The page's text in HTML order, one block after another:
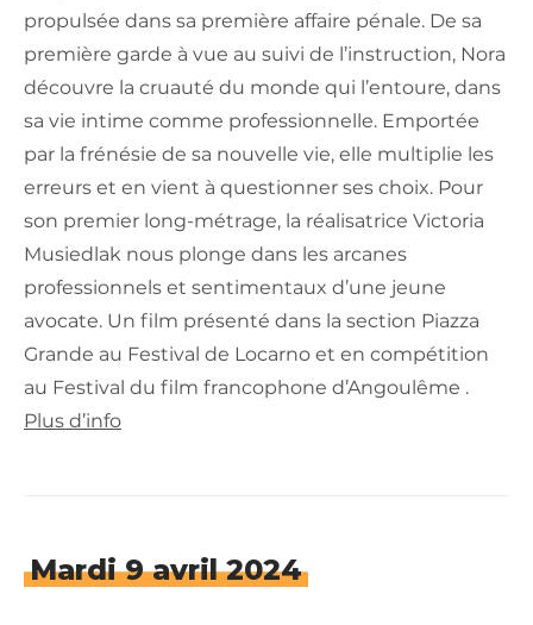
propulsée dans sa première affaire pénale. De sa
première garde à vue au suivi de l’instruction, Nora
découvre la cruauté du monde qui l’entoure, dans
sa vie intime comme professionnelle. Emportée
par la frénésie de sa nouvelle vie, elle multiplie les
erreurs et en vient à questionner ses choix. Pour
son premier long-métrage, la réalisatrice Victoria
Musiedlak nous plonge dans les arcanes
professionnels et sentimentaux d’une jeune
avocate. Un film présenté dans la section Piazza
Grande au Festival de Locarno et en compétition
au Festival du film francophone d’Angoulême .
Plus d’info
Mardi 9 avril 2024